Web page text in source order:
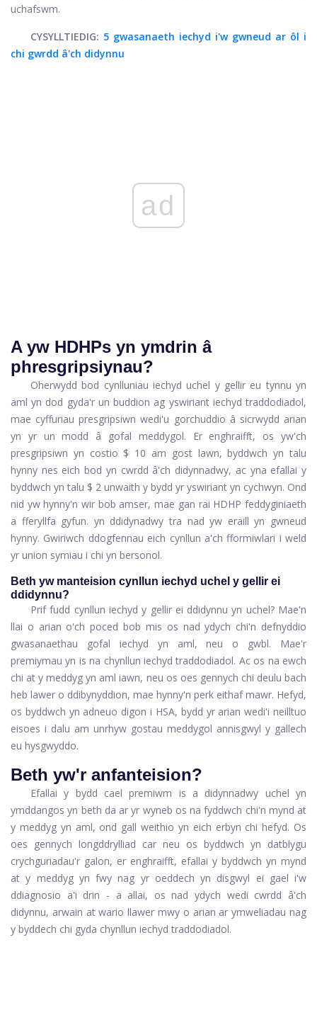
uchafswm.
CYSYLLTIEDIG: 5 gwasanaeth iechyd i'w gwneud ar ôl i
chi gwrdd â'ch didynnu
ad
A yw HDHPs yn ymdrin â
phresgripsiynau?
Oherwydd bod cynlluniau iechyd uchel y gellir eu tynnu yn
aml yn dod gyda'r un buddion ag yswiriant iechyd traddodiadol,
mae cyffuriau presgripsiwn wedi'u gorchuddio â sicrwydd arian
yn yr un modd â gofal meddygol. Er enghraifft, os yw'ch
presgripsiwn yn costio $ 10 am gost lawn, byddwch yn talu
hynny nes eich bod yn cwrdd â'ch didynnadwy, ac yna efallai y
byddwch yn talu $ 2 unwaith y bydd yr yswiriant yn cychwyn. Ond
nid yw hynny'n wir bob amser, mae gan rai HDHP feddyginiaeth
a fferyllfa gyfun. yn ddidynadwy tra nad yw eraill yn gwneud
hynny. Gwiriwch ddogfennau eich cynllun a'ch fformiwlari i weld
yr union symiau i chi yn bersonol.
Beth yw manteision cynllun iechyd uchel y gellir ei
ddidynnu?
Prif fudd cynllun iechyd y gellir ei ddidynnu yn uchel? Mae'n
llai o arian o'ch poced bob mis os nad ydych chi'n defnyddio
gwasanaethau gofal iechyd yn aml, neu o gwbl. Mae'r
premiymau yn is na chynllun iechyd traddodiadol. Ac os na ewch
chi at y meddyg yn aml iawn, neu os oes gennych chi deulu bach
heb lawer o ddibynyddion, mae hynny'n perk eithaf mawr. Hefyd,
os byddwch yn adneuo digon i HSA, bydd yr arian wedi'i neilltuo
eisoes i dalu am unrhyw gostau meddygol annisgwyl y gallech
eu hysgwyddo.
Beth yw'r anfanteision?
Efallai y bydd cael premiwm is a didynnadwy uchel yn
ymddangos yn beth da ar yr wyneb os na fyddwch chi'n mynd at
y meddyg yn aml, ond gall weithio yn eich erbyn chi hefyd. Os
oes gennych longddrylliad car neu os byddwch yn datblygu
crychguriadau'r galon, er enghraifft, efallai y byddwch yn mynd
at y meddyg yn fwy nag yr oeddech yn disgwyl ei gael i'w
ddiagnosio a'i drin - a allai, os nad ydych wedi cwrdd â'ch
didynnu, arwain at wario llawer mwy o arian ar ymweliadau nag
y byddech chi gyda chynllun iechyd traddodiadol.